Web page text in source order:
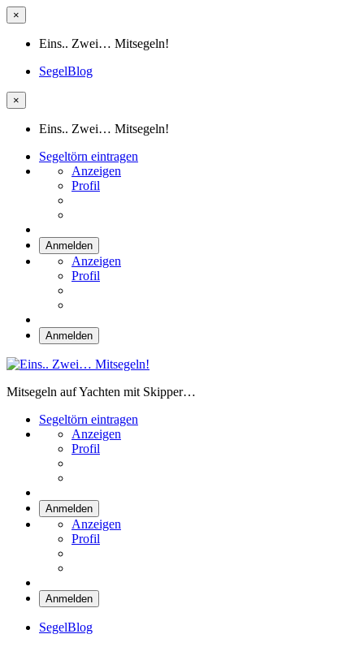
×
Eins.. Zwei… Mitsegeln!
SegelBlog
×
Eins.. Zwei… Mitsegeln!
Segeltörn eintragen
Anzeigen
Profil
Anmelden
Anzeigen
Profil
Anmelden
Mitsegeln auf Yachten mit Skipper…
Segeltörn eintragen
Anzeigen
Profil
Anmelden
Anzeigen
Profil
Anmelden
SegelBlog